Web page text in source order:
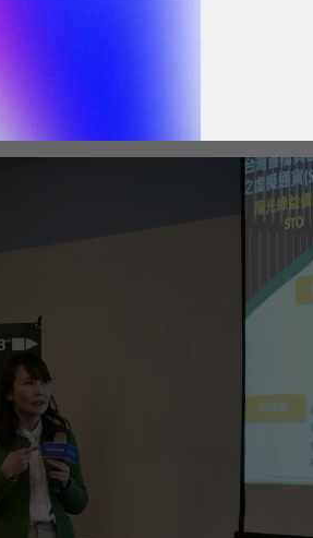
與法律定位越來越明確，再加
就偏好這些創新的產品，於是
STO的產品業務。